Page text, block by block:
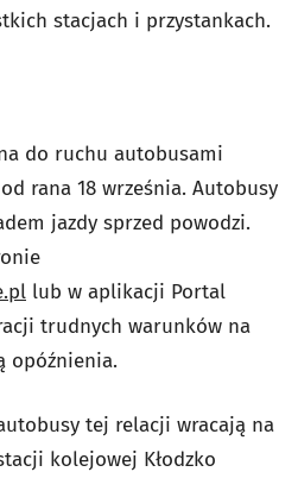
stacjach i przystankach.
do ruchu autobusami
rana 18 września. Autobusy
jazdy sprzed powodzi.
lub w aplikacji Portal
trudnych warunków na
opóźnienia.
tej relacji wracają na
kolejowej Kłodzko